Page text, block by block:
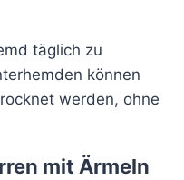
täglich zu
können
werden, ohne
mit Ärmeln